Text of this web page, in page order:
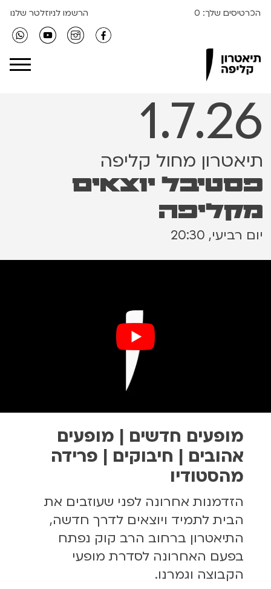
הכרטיסים שלך: 0 הרשמו לניוזלטר שלנו
Clipa Theater
1.7.26
תיאטרון מחול קליפה
פסטיבל יוצאים
מקליפה
יום רביעי, 20:30
מופעים חדשים | מופעים
אהובים | חיבוקים | פרידה
מהסטודיו
הזדמנות אחרונה לפני שעוזבים את
הבית לתמיד ויוצאים לדרך חדשה,
התיאטרון ברחוב הרב קוק נפתח
בפעם האחרונה לסדרת מופעי
הקבוצה וגמרנו.